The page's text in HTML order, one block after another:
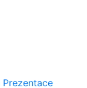
Prezentace